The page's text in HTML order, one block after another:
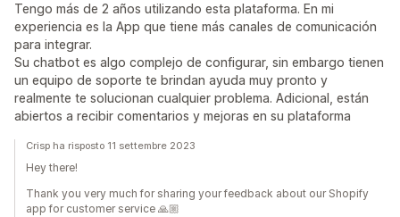
Tengo más de 2 años utilizando esta plataforma. En mi
experiencia es la App que tiene más canales de comunicación
para integrar.
Su chatbot es algo complejo de configurar, sin embargo tienen
un equipo de soporte te brindan ayuda muy pronto y
realmente te solucionan cualquier problema. Adicional, están
abiertos a recibir comentarios y mejoras en su plataforma
Crisp ha risposto 11 settembre 2023
Hey there!
Thank you very much for sharing your feedback about our Shopify
app for customer service 🙏🏼